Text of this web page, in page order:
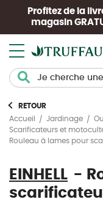
Profitez de la
magasin
RETOUR
Accueil
Jardinage
Scarificateurs et
Rouleau à lames pour
EINHELL